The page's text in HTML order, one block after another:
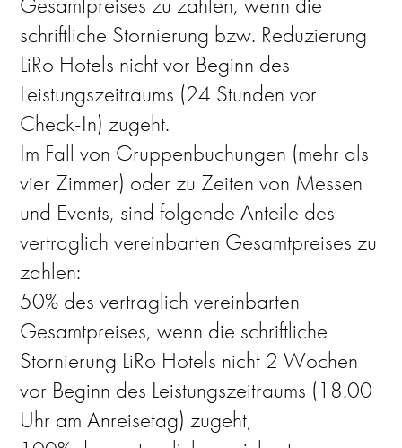
schriftliche Stornierung bzw. Reduzierung
LiRo Hotels nicht vor Beginn des
Leistungszeitraums (24 Stunden vor
Check-In) zugeht.
Im Fall von Gruppenbuchungen (mehr als
vier Zimmer) oder zu Zeiten von Messen
und Events, sind folgende Anteile des
vertraglich vereinbarten Gesamtpreises zu
zahlen:
50% des vertraglich vereinbarten
Gesamtpreises, wenn die schriftliche
Stornierung LiRo Hotels nicht 2 Wochen
vor Beginn des Leistungszeitraums (18.00
Uhr am Anreisetag) zugeht,